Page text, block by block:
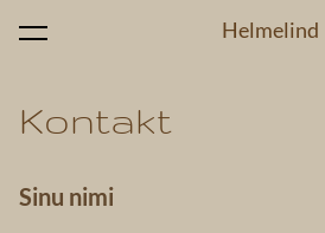
Helmelind
lisati ostukorvi. Vaata ostukorvi
Kontakt
Sinu nimi